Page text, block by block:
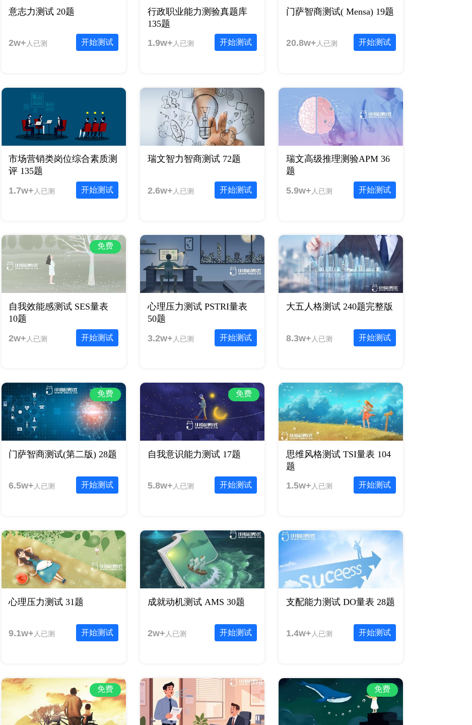
意志力测试 20题
开始测试
2w+ 人已测
行政职业能力测验真题库
135题
开始测试
1.9w+ 人已测
门萨智商测试( Mensa) 19题
开始测试
20.8w+ 人已测
市场营销类岗位综合素质测
评 135题
开始测试
1.7w+ 人已测
瑞文智力智商测试 72题
开始测试
2.6w+ 人已测
瑞文高级推理测验APM 36
题
开始测试
5.9w+ 人已测
免费
自我效能感测试 SES量表
10题
开始测试
2w+ 人已测
心理压力测试 PSTRI量表
50题
开始测试
3.2w+ 人已测
大五人格测试 240题完整版
开始测试
8.3w+ 人已测
免费
门萨智商测试(第二版) 28题
开始测试
6.5w+ 人已测
免费
自我意识能力测试 17题
开始测试
5.8w+ 人已测
思维风格测试 TSI量表 104
题
开始测试
1.5w+ 人已测
心理压力测试 31题
开始测试
9.1w+ 人已测
成就动机测试 AMS 30题
开始测试
2w+ 人已测
支配能力测试 DO量表 28题
开始测试
1.4w+ 人已测
免费 免费